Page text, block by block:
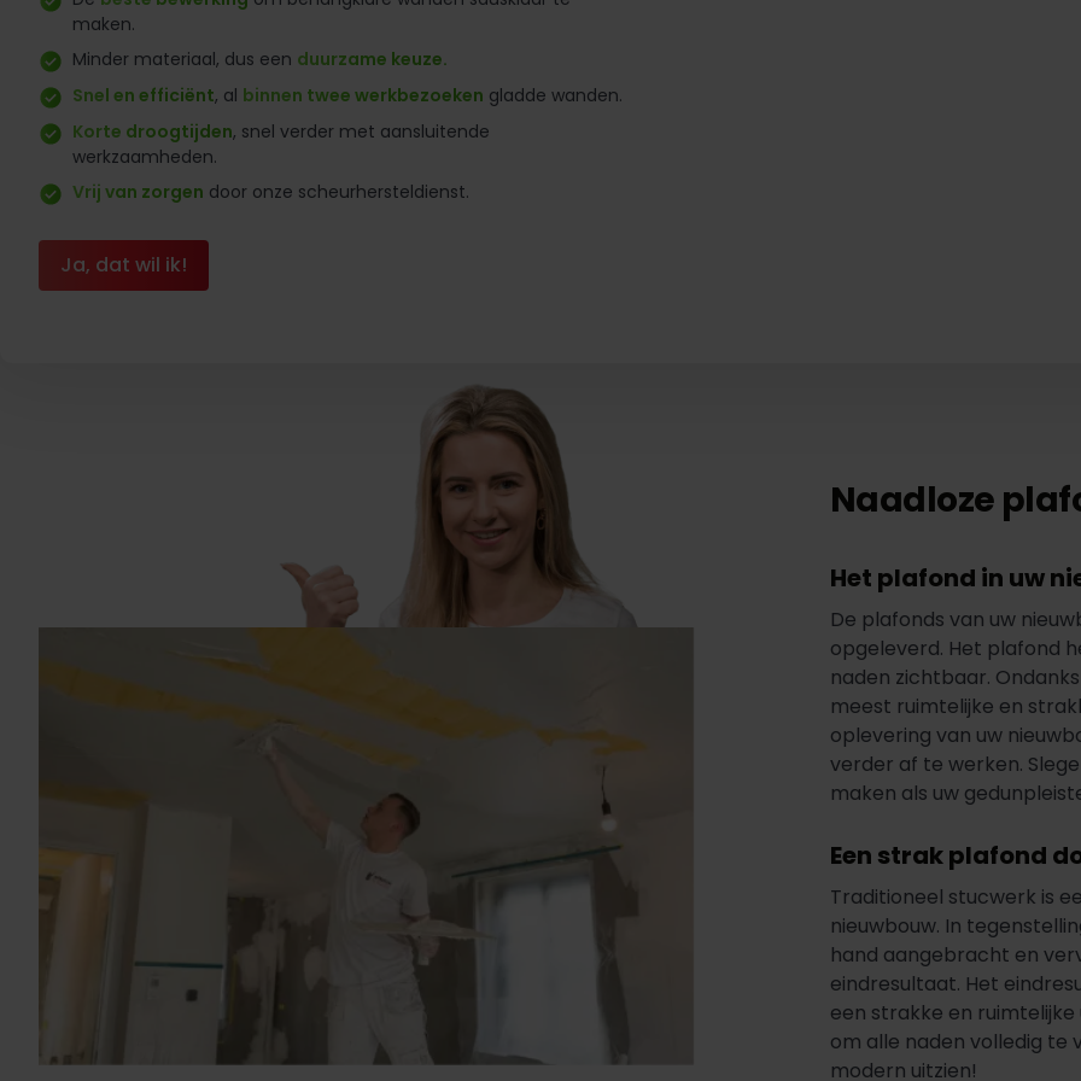
maken.
Minder materiaal, dus een duurzame keuze.
Snel en efficiënt, al binnen twee werkbezoeken gladde wanden.
Korte droogtijden, snel verder met aansluitende
werkzaamheden.
Vrij van zorgen door onze scheurhersteldienst.
Ja, dat wil ik!
Naadloze
Het plafond in uw
De plafonds van uw
opgeleverd. Het plafond
naden zichtbaar.
meest ruimtelijke en
oplevering van uw
verder af te werken.
maken als uw
Een strak plafond
Traditioneel stucwerk is
nieuwbouw. In
hand aangebracht en
eindresultaat. Het
een strakke en
om alle naden volledig te
modern uitzien!